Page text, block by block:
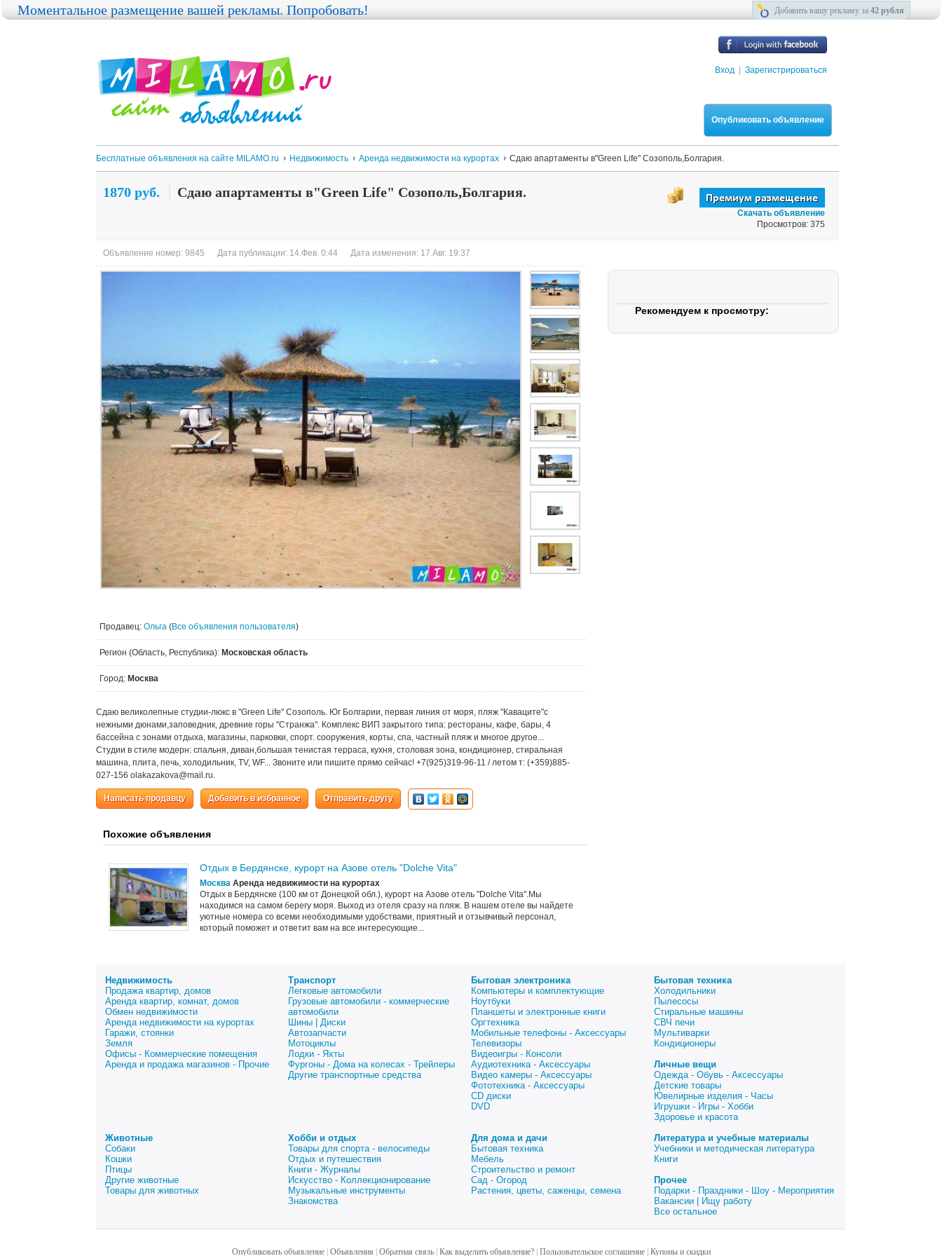
Вход Зарегистрироваться
Опубликовать объявление
Бесплатные объявления на сайте MILAMO.ru Недвижимость Аренда недвижимости на курортах Сдаю апартаменты в"Green Life" Созополь,Болгария.
1870 руб. Сдаю апартаменты в"Green Life" Созополь,Болгария.
Скачать объявление
Просмотров: 375
Объявление номер: 9845 Дата публикации: 14.Фев. 0:44 Дата изменения: 17.Авг. 19:37
Продавец: Ольга (Все объявления пользователя)
Регион (Область, Республика): Московская область
Город: Москва
Сдаю великолепные студии-люкс в "Green Life" Созополь. Юг Болгарии, первая линия от моря, пляж "Каваците"с
нежными дюнами,заповедник, древние горы "Странжа". Комплекс ВИП закрытого типа: рестораны, кафе, бары, 4
бассейна с зонами отдыха, магазины, парковки, спорт. сооружения, корты, спа, частный пляж и многое другое...
Студии в стиле модерн: спальня, диван,большая тенистая терраса, кухня, столовая зона, кондиционер, стиральная
машина, плита, печь, холодильник, TV, WF... Звоните или пишите прямо сейчас! +7(925)319-96-11 / летом т: (+359)885-
027-156 olakazakova@mail.ru.
Написать продавцу Добавить в избранное Отправить другу
Похожие объявления
Отдых в Бердянске, курорт на Азове отель "Dolche Vita"
Москва Аренда недвижимости на курортах
Отдых в Бердянске (100 км от Донецкой обл.), курорт на Азове отель "Dolche Vita".Мы
находимся на самом берегу моря. Выход из отеля сразу на пляж. В нашем отеле вы найдете
уютные номера со всеми необходимыми удобствами, приятный и отзывчивый персонал,
который поможет и ответит вам на все интересующие...
Моментальное размещение вашей рекламы. Попробовать! Добавить вашу рекламу за 42 рубля
Рекомендуем к просмотру:
Недвижимость
Продажа квартир, домов
Аренда квартир, комнат, домов
Обмен недвижимости
Аренда недвижимости на курортах
Гаражи, стоянки
Земля
Офисы - Коммерческие помещения
Аренда и продажа магазинов - Прочие
Транспорт
Легковые автомобили
Грузовые автомобили - коммерческие
автомобили
Шины | Диски
Автозапчасти
Мотоциклы
Лодки - Яхты
Фургоны - Дома на колесах - Трейлеры
Другие транспортные средства
Бытовая электроника
Компьютеры и комплектующие
Ноутбуки
Планшеты и электронные книги
Оргтехника
Мобильные телефоны - Аксессуары
Телевизоры
Видеоигры - Консоли
Аудиотехника - Аксессуары
Видео камеры - Аксессуары
Фототехника - Аксессуары
CD диски
DVD
Бытовая техника
Холодильники
Пылесосы
Стиральные машины
СВЧ печи
Мультиварки
Кондиционеры
Личные вещи
Одежда - Обувь - Аксессуары
Детские товары
Ювелирные изделия - Часы
Игрушки - Игры - Хобби
Здоровье и красота
Животные
Собаки
Кошки
Птицы
Другие животные
Товары для животных
Хобби и отдых
Товары для спорта - велосипеды
Отдых и путешествия
Книги - Журналы
Искусство - Коллекционирование
Музыкальные инструменты
Знакомства
Для дома и дачи
Бытовая техника
Мебель
Строительство и ремонт
Сад - Огород
Растения, цветы, саженцы, семена
Литература и учебные материалы
Учебники и методическая литература
Книги
Прочее
Подарки - Праздники - Шоу - Мероприятия
Вакансии | Ищу работу
Все остальное
Опубликовать объявление| Объявления Обратная связь| Как выделить объявление?| Пользовательское соглашение| Купоны и скидки